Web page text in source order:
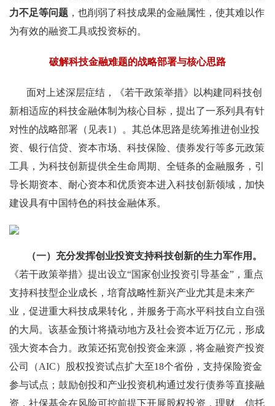
力不足等问题 ，也削弱了科技成果的金融属性，使其难以作
为有效的融资工具或投资标的。
破解科技金融难题的战略部署与核心思路
面对上述深层症结，《若干政策举措》以构建同科技创
新相适应的科技金融体制为核心目标，提出了一系列具有针
对性的战略部署（见表1）。其总体思路是统筹推进创业投
资、银行信贷、资本市场、科技保险、债券发行等多元政策
工具，为科技创新提供全生命周期、全链条的金融服务，引
导长期资本、耐心资本和优质资本进入科技创新领域，加快
建设具有中国特色的科技金融体系。
（一）充分发挥创业投资支持科技创新的生力军作用。
《若干政策举措》提出设立“国家创业投资引导基金”，重点
支持科技型企业成长，培育战略性新兴产业尤其是未来产
业，促进重大科技成果转化，并服务于高水平科技自立自强
的大局。该基金预计将撬动地方及社会资本近万亿元，形成
强大资本合力。政策还拓宽创投资金来源，将金融资产投资
公司（AIC）股权投资试点扩大至18个省份，支持保险资金
参与试点；鼓励创投和产业投资机构通过发行债券等直接融
资，社保基金在风险可控前提下开展股权投资，理财、信托